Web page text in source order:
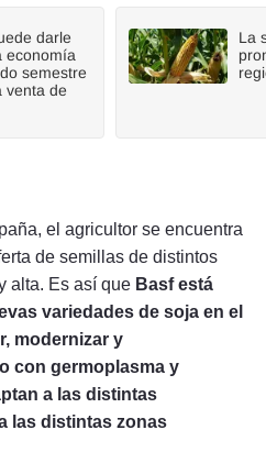
darle
economía
semestre
venta de
La
el agricultor se encuentra
de semillas de distintos
alta. Es así que Basf está
variedades de soja en el
modernizar y
con germoplasma y
a las distintas
las distintas zonas